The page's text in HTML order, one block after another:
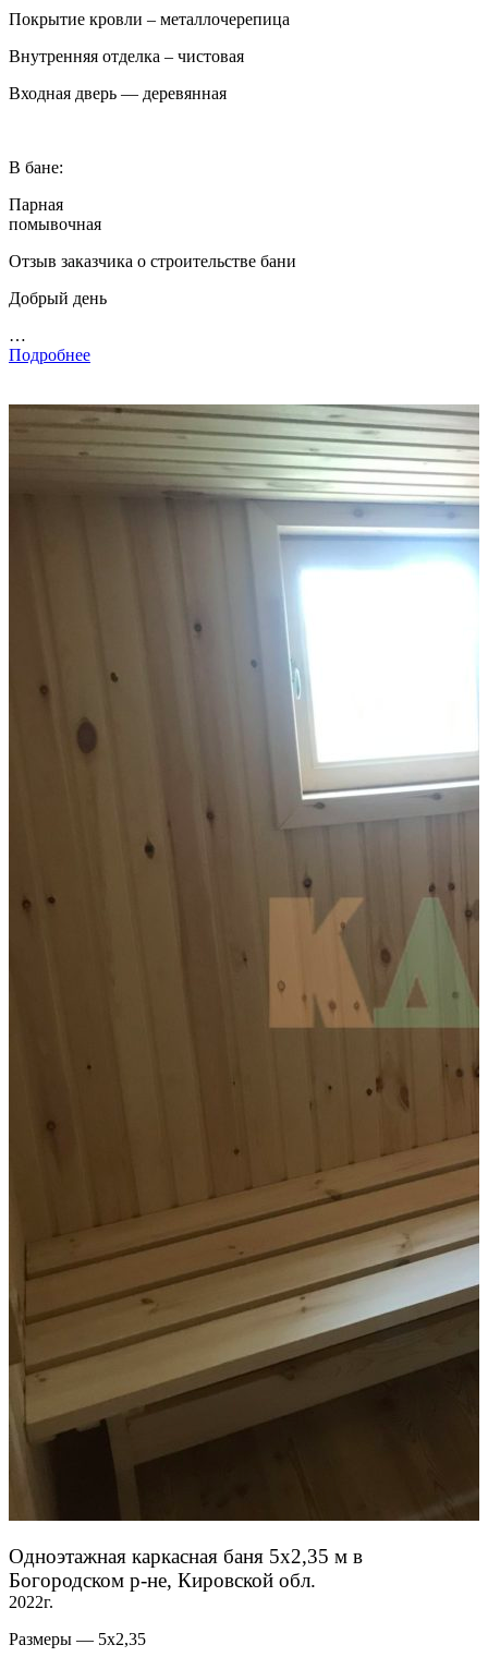
Покрытие кровли – металлочерепица
Внутренняя отделка – чистовая
Входная дверь — деревянная
В бане:
Парная
помывочная
Отзыв заказчика о строительстве бани
Добрый день
…
Подробнее
Одноэтажная каркасная баня 5х2,35 м в
Богородском р-не, Кировской обл.
2022г.
Размеры — 5х2,35